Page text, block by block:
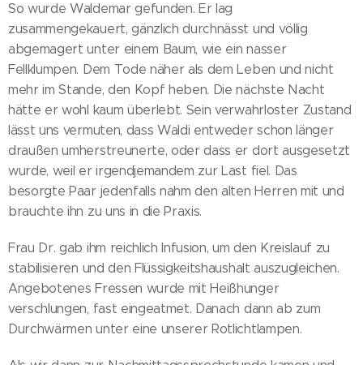
So wurde Waldemar gefunden. Er lag
zusammengekauert, gänzlich durchnässt und völlig
abgemagert unter einem Baum, wie ein nasser
Fellklumpen. Dem Tode näher als dem Leben und nicht
mehr im Stande, den Kopf heben. Die nächste Nacht
hätte er wohl kaum überlebt. Sein verwahrloster Zustand
lässt uns vermuten, dass Waldi entweder schon länger
draußen umherstreunerte, oder dass er dort ausgesetzt
wurde, weil er irgendjemandem zur Last fiel. Das
besorgte Paar jedenfalls nahm den alten Herren mit und
brauchte ihn zu uns in die Praxis.
Frau Dr. gab ihm reichlich Infusion, um den Kreislauf zu
stabilisieren und den Flüssigkeitshaushalt auszugleichen.
Angebotenes Fressen wurde mit Heißhunger
verschlungen, fast eingeatmet. Danach dann ab zum
Durchwärmen unter eine unserer Rotlichtlampen.